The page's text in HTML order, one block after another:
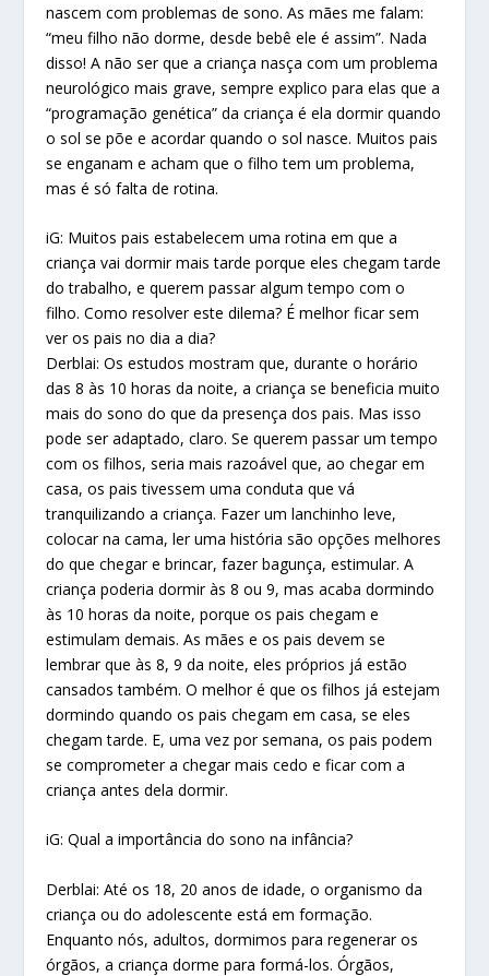
nascem com problemas de sono. As mães me falam:
“meu filho não dorme, desde bebê ele é assim”. Nada
disso! A não ser que a criança nasça com um problema
neurológico mais grave, sempre explico para elas que a
“programação genética” da criança é ela dormir quando
o sol se põe e acordar quando o sol nasce. Muitos pais
se enganam e acham que o filho tem um problema,
mas é só falta de rotina.
iG: Muitos pais estabelecem uma rotina em que a
criança vai dormir mais tarde porque eles chegam tarde
do trabalho, e querem passar algum tempo com o
filho. Como resolver este dilema? É melhor ficar sem
ver os pais no dia a dia?
Derblai: Os estudos mostram que, durante o horário
das 8 às 10 horas da noite, a criança se beneficia muito
mais do sono do que da presença dos pais. Mas isso
pode ser adaptado, claro. Se querem passar um tempo
com os filhos, seria mais razoável que, ao chegar em
casa, os pais tivessem uma conduta que vá
tranquilizando a criança. Fazer um lanchinho leve,
colocar na cama, ler uma história são opções melhores
do que chegar e brincar, fazer bagunça, estimular. A
criança poderia dormir às 8 ou 9, mas acaba dormindo
às 10 horas da noite, porque os pais chegam e
estimulam demais. As mães e os pais devem se
lembrar que às 8, 9 da noite, eles próprios já estão
cansados também. O melhor é que os filhos já estejam
dormindo quando os pais chegam em casa, se eles
chegam tarde. E, uma vez por semana, os pais podem
se comprometer a chegar mais cedo e ficar com a
criança antes dela dormir.
iG: Qual a importância do sono na infância?
Derblai: Até os 18, 20 anos de idade, o organismo da
criança ou do adolescente está em formação.
Enquanto nós, adultos, dormimos para regenerar os
órgãos, a criança dorme para formá-los. Órgãos,